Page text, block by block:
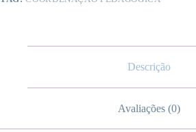
Descrição
Avaliações (0)